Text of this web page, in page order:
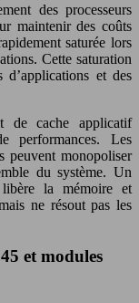
des processeurs
maintenir des coûts
saturée lors
Cette saturation
d’applications et des
de cache applicatif
performances. Les
peuvent monopoliser
du système. Un
la mémoire et
ne résout pas les
et modules